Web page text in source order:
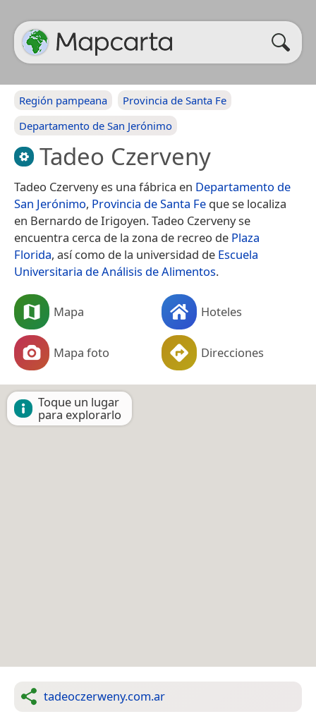
Región pampeana
Provincia de Santa Fe
Departamento de San Jerónimo
Tadeo Czerveny
Tadeo Czerveny es una fábrica en Departamento de
San Jerónimo, Provincia de Santa Fe que se localiza
en Bernardo de Irigoyen. Tadeo Czerveny se
encuentra cerca de la zona de recreo de Plaza
Florida, así como de la universidad de Escuela
Universitaria de Análisis de Alimentos.
Mapa Hoteles
Mapa foto Direcciones
Toque un lugar
para explorarlo
tadeoczerweny.com.ar